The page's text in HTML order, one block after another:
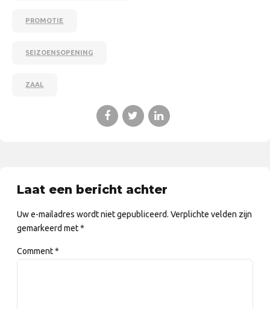
PROMOTIE
SEIZOENSOPENING
ZAAL
Laat een bericht achter
Uw e-mailadres wordt niet gepubliceerd. Verplichte velden zijn
gemarkeerd met *
Comment*